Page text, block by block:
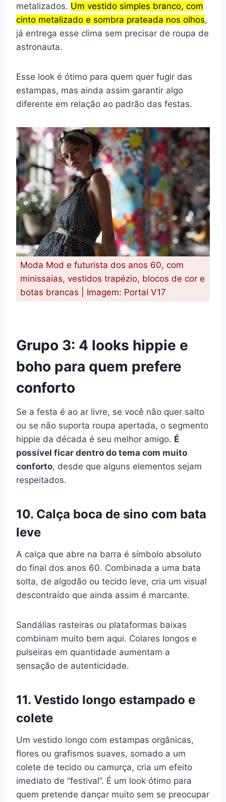
metalizados. Um vestido simples branco, com
cinto metalizado e sombra prateada nos olhos,
já entrega esse clima sem precisar de roupa de
astronauta.
Esse look é ótimo para quem quer fugir das
estampas, mas ainda assim garantir algo
diferente em relação ao padrão das festas.
Moda Mod e futurista dos anos 60, com
minissaias, vestidos trapézio, blocos de cor e
botas brancas | Imagem: Portal V17
Grupo 3: 4 looks hippie e
boho para quem prefere
conforto
Se a festa é ao ar livre, se você não quer salto
ou se não suporta roupa apertada, o segmento
hippie da década é seu melhor amigo. É
possível ficar dentro do tema com muito
conforto, desde que alguns elementos sejam
respeitados.
10. Calça boca de sino com bata
leve
A calça que abre na barra é símbolo absoluto
do final dos anos 60. Combinada a uma bata
solta, de algodão ou tecido leve, cria um visual
descontraído que ainda assim é marcante.
Sandálias rasteiras ou plataformas baixas
combinam muito bem aqui. Colares longos e
pulseiras em quantidade aumentam a
sensação de autenticidade.
11. Vestido longo estampado e
colete
Um vestido longo com estampas orgânicas,
flores ou grafismos suaves, somado a um
colete de tecido ou camurça, cria um efeito
imediato de “festival”. É um look ótimo para
quem pretende dançar muito sem se preocupar